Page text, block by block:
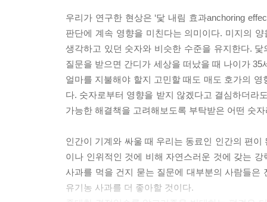
관'과 조금 더 곰곰이 생각해 답을 찾게 해준'느
내리는 수많은 선택과 판단은 우리도 모르게 은
'인간은 비합리적이다.' 라는 명제를 주장하는 것
물론 이는 필연적으로 '인간은 이성적인 노력으로
알려진, 이른바 '행동 경제학'의 근간을 이루는
경제학상을 수상한 바 있다.) 저자의 시선에서
하루에 열두 번도 더 찾아오는 선택의 순간(그게
'빠른 직관' 으로 조금 손해를 보았을 수도 있고,
판단은 오롯이 주체자의 몫이다. 혹시 자신의 판
우리가 연구한 현상은 ‘닻 내림 효과anchoring
판단에 계속 영향을 미친다는 의미이다. 미지의
생각하고 있던 숫자와 비슷한 수준을 유지한다.
질문을 받으면 간디가 세상을 떠났을 때 나이가
얼마를 지불해야 할지 고민할 때도 매도 호가의
다. 숫자로부터 영향을 받지 않겠다고 결심하더라
가능한 해결책을 고려해보도록 부탁받은 어떤 숫
인간이 기계와 싸울 때 우리는 동료인 인간의 편
이나 인위적인 것에 비해 자연스러운 것에 갖는
사과를 먹을 건지 묻는 질문에 대부분의 사람들은
유기농 사과를 더 좋아할 것이다.